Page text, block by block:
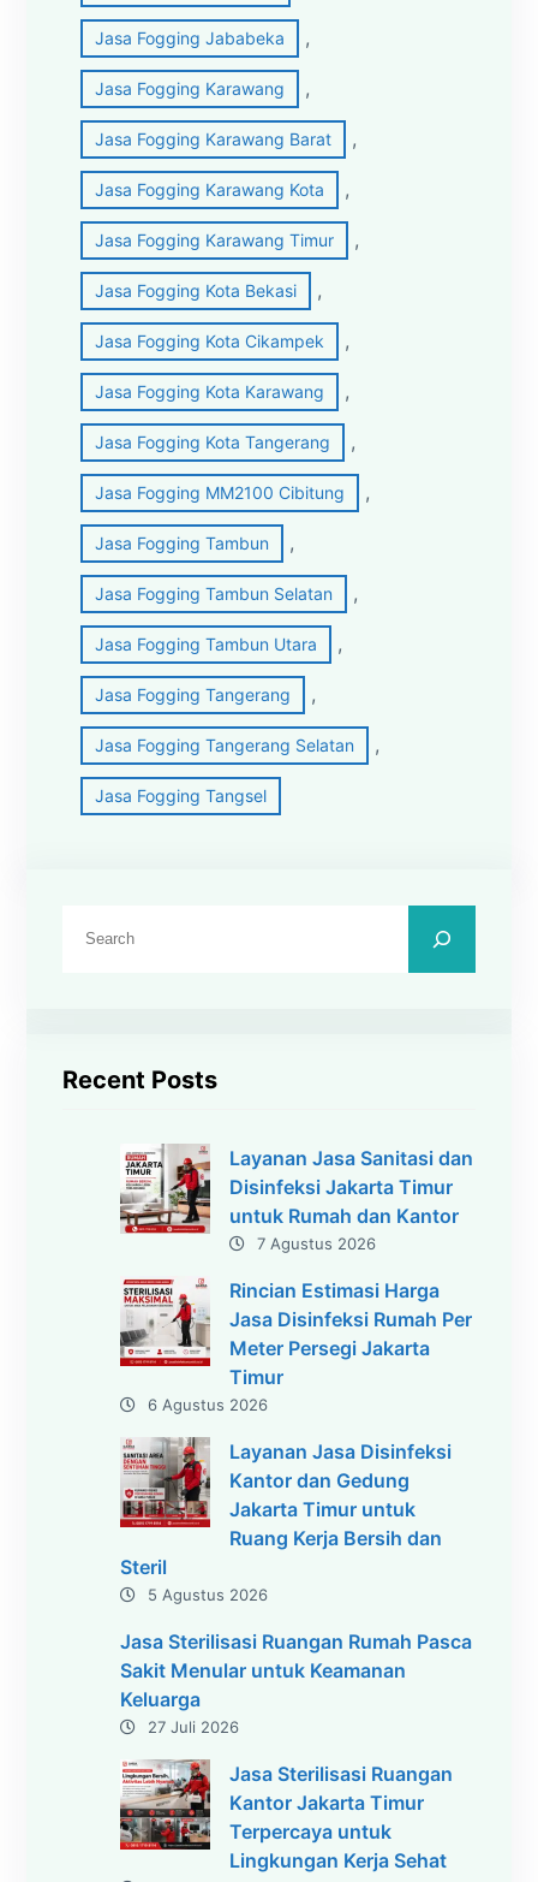
Jasa Fogging Jababeka ,
Jasa Fogging Karawang ,
Jasa Fogging Karawang Barat ,
Jasa Fogging Karawang Kota ,
Jasa Fogging Karawang Timur ,
Jasa Fogging Kota Bekasi ,
Jasa Fogging Kota Cikampek ,
Jasa Fogging Kota Karawang ,
Jasa Fogging Kota Tangerang ,
Jasa Fogging MM2100 Cibitung ,
Jasa Fogging Tambun ,
Jasa Fogging Tambun Selatan ,
Jasa Fogging Tambun Utara ,
Jasa Fogging Tangerang ,
Jasa Fogging Tangerang Selatan ,
Jasa Fogging Tangsel
Recent Posts
Layanan Jasa Sanitasi dan
Disinfeksi Jakarta Timur
untuk Rumah dan Kantor
7 Agustus 2026
Rincian Estimasi Harga
Jasa Disinfeksi Rumah Per
Meter Persegi Jakarta
Timur
6 Agustus 2026
Layanan Jasa Disinfeksi
Kantor dan Gedung
Jakarta Timur untuk
Ruang Kerja Bersih dan
Steril
5 Agustus 2026
Jasa Sterilisasi Ruangan Rumah Pasca
Sakit Menular untuk Keamanan
Keluarga
27 Juli 2026
Jasa Sterilisasi Ruangan
Kantor Jakarta Timur
Terpercaya untuk
Lingkungan Kerja Sehat